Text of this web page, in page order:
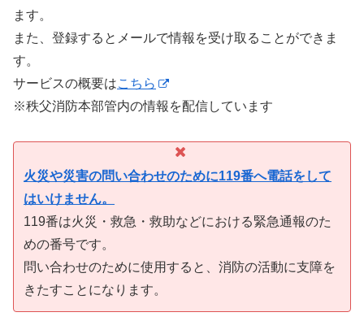
ます。
また、登録するとメールで情報を受け取ることができま
す。
サービスの概要はこちら
※秩父消防本部管内の情報を配信しています
火災や災害の問い合わせのために119番へ電話をして
はいけません。
119番は火災・救急・救助などにおける緊急通報のた
めの番号です。
問い合わせのために使用すると、消防の活動に支障を
きたすことになります。